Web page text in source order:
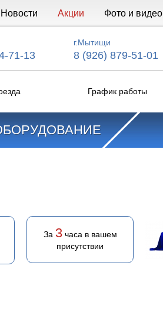
Новости Акции Фото и видео
71-13
г.Мытищи
8 (926) 879-51-01
График работы
За 3часа в вашем
присутствии